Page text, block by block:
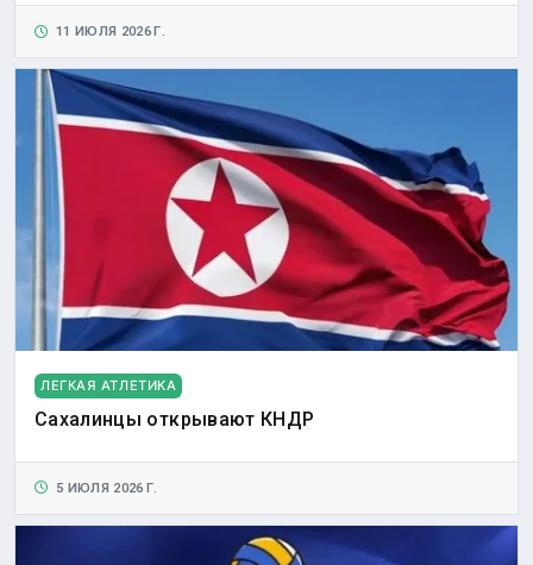
11 ИЮЛЯ 2026 Г.
ЛЕГКАЯ АТЛЕТИКА
Сахалинцы открывают КНДР
5 ИЮЛЯ 2026 Г.